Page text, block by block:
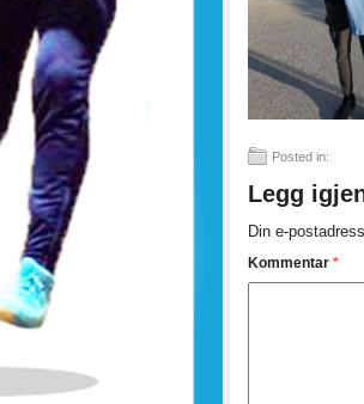
Posted in:
Legg
Din e-
Kommentar *